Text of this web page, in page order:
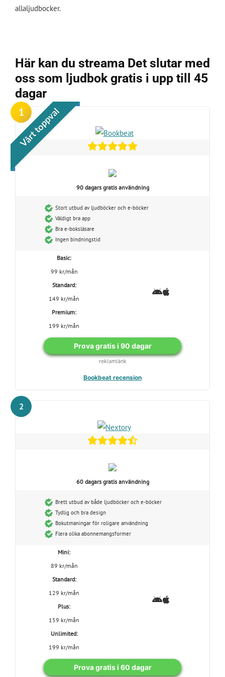
allaljudbocker.
Här kan du streama Det slutar med
oss som ljudbok gratis i upp till 45
dagar
1
Vårt toppval
90 dagars gratis användning
Stort utbud av ljudböcker och e-böcker
Väldigt bra app
Bra e-boksläsare
Ingen bindningstid
Basic:
99 kr/mån
Standard:
149 kr/mån
Premium:
199 kr/mån
Prova gratis i 90 dagar
reklamlänk
Bookbeat recension
2
60 dagars gratis användning
Brett utbud av både ljudböcker och e-böcker
Tydlig och bra design
Bokutmaningar för roligare användning
Flera olika abonnemangsformer
Mini:
89 kr/mån
Standard:
129 kr/mån
Plus:
159 kr/mån
Unlimited:
199 kr/mån
Prova gratis i 60 dagar